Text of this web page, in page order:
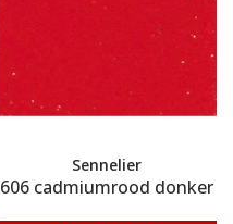
Sennelier
606 cadmiumrood donker